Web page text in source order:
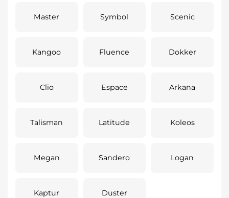
Master Symbol Scenic
Kangoo Fluence Dokker
Clio Espace Arkana
Talisman Latitude Koleos
Megan Sandero Logan
Kaptur Duster